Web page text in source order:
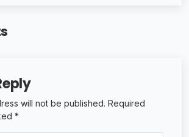
will not be published. Required
*